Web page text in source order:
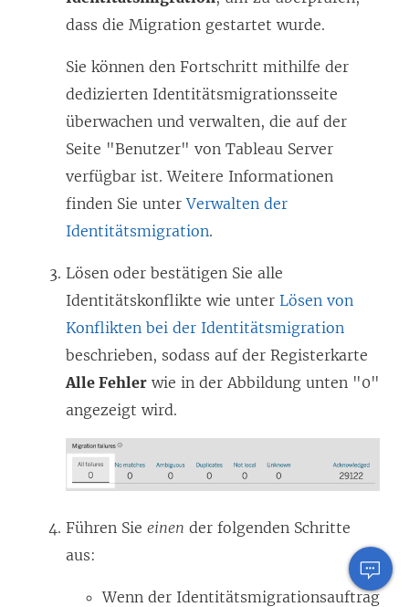
dass die Migration gestartet wurde.
Sie können den Fortschritt mithilfe der
dedizierten Identitätsmigrationsseite
überwachen und verwalten, die auf der
Seite "Benutzer" von Tableau Server
verfügbar ist. Weitere Informationen
finden Sie unterVerwalten der
Identitätsmigration.
Lösen oder bestätigen Sie alle
Identitätskonflikte wie unter Lösen von
Konflikten bei der Identitätsmigration
beschrieben, sodass auf der Registerkarte
Alle Fehler wie in der Abbildung unten "0"
angezeigt wird.
Führen Sie einen der folgenden Schritte
aus:
Wenn der Identitätsmigrationsauftrag